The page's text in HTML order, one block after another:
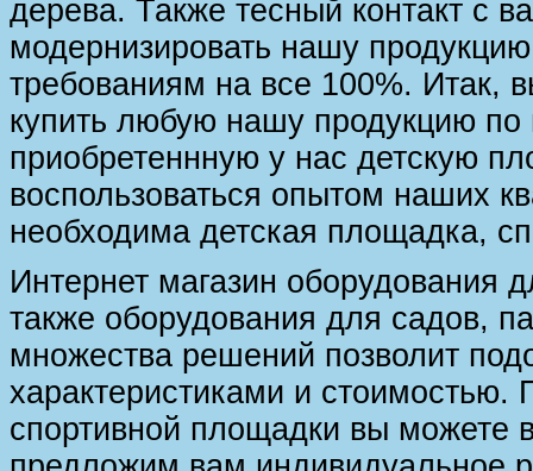
дерева. Также тесный контакт с
модернизировать нашу
требованиям на все 100%. Итак,
купить любую нашу продукцию
приобретеннную у нас детскую
воспользоваться опытом наших
необходима детская площадка,
Интернет магазин оборудования
также оборудования для садов,
множества решений позволит
характеристиками и стоимостью.
спортивной площадки вы можете